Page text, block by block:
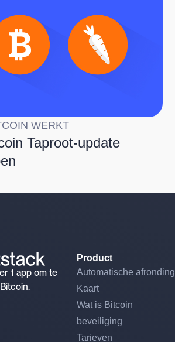
WERKT
Taproot-update
1 app om te
Product
Automatische afronding
Kaart
Wat is Bitcoin
beveiliging
Tarieven